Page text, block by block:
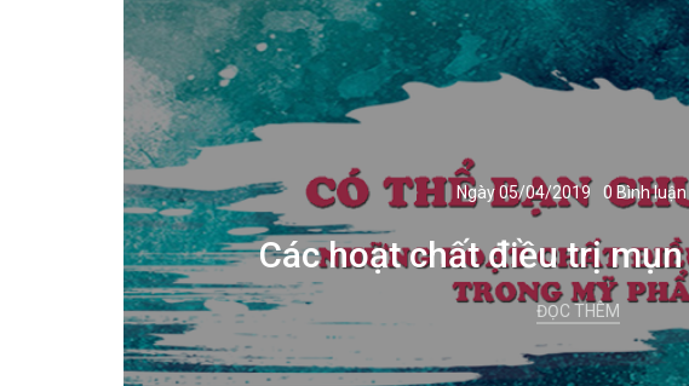
Ngày 05/04/2019 0 Bình luận
Các hoạt chất điều trị
ĐỌC THÊM